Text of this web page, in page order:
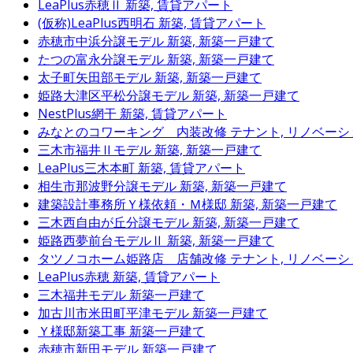
LeaPlus赤穂Ⅱ 新築, 賃貸アパート
(仮称)LeaPlus西明石 新築, 賃貸アパート
赤穂市中浜分譲モデル 新築, 新築一戸建て
たつの富永分譲モデル 新築, 新築一戸建て
太子町矢田部モデル 新築, 新築一戸建て
姫路大津区平松分譲モデル 新築, 新築一戸建て
NestPlus網干 新築, 賃貸アパート
みなとのコワーキング 内装改修 テナント, リノベーシ
三木市福井Ⅱモデル 新築, 新築一戸建て
LeaPlus三木本町 新築, 賃貸アパート
相生市那波野分譲モデル 新築, 新築一戸建て
建築設計事務所Ｙ様依頼・Ｍ様邸 新築, 新築一戸建て
三木西自由が丘分譲モデル 新築, 新築一戸建て
姫路西夢前台モデルⅡ 新築, 新築一戸建て
タツノコホーム姫路店 店舗改修 テナント, リノベー
LeaPlus赤穂 新築, 賃貸アパート
三木福井モデル 新築一戸建て
加古川市米田町平津モデル 新築一戸建て
Ｙ様邸新築工事 新築一戸建て
赤穂市新田モデル 新築一戸建て